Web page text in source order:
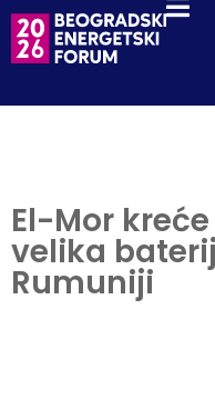
El-Mor
velika
Rumuniji